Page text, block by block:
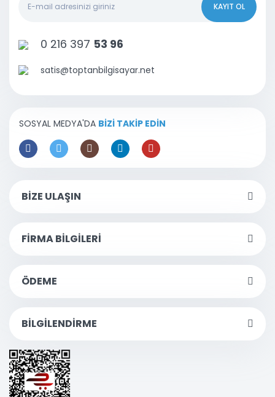
KAYIT OL
0 216 397 53 96
satis@toptanbilgisayar.net
SOSYAL MEDYA'DA BİZİ TAKİP EDİN
BİZE ULAŞIN
FİRMA BİLGİLERİ
ÖDEME
BİLGİLENDİRME